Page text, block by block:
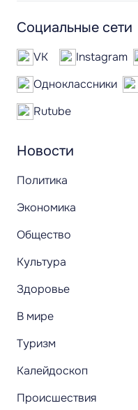
Новости
Политика
Экономика
Общество
Культура
Здоровье
В мире
Туризм
Калейдоскоп
Происшествия
Социальные сети
VK Instagram
Одноклассники
Rutube